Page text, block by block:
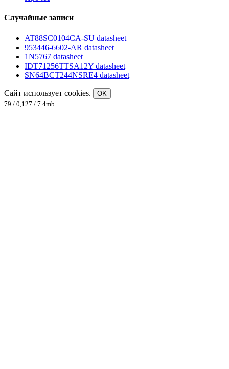
Случайные записи
AT88SC0104CA-SU datasheet
953446-6602-AR datasheet
1N5767 datasheet
IDT71256TTSA12Y datasheet
SN64BCT244NSRE4 datasheet
Сайт использует cookies.
OK
79 / 0,127 / 7.4mb